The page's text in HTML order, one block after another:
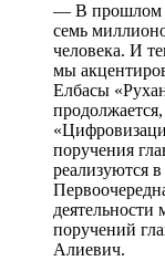
— В прошлом
семь
человека. И
мы
Елбасы
поручения
реализуются
поручений
Алиевич.